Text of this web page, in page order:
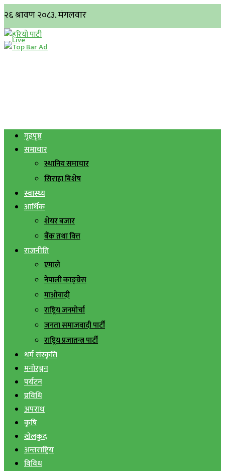
गृहपृष्ठ
समाचार
स्थानिय समाचार
सिराहा बिशेष
स्वास्थ्य
आर्थिक
शेयर बजार
बैंक तथा वित्त
राजनीति
एमाले
नेपाली काङ्ग्रेस
माओवादी
राष्ट्रिय जनमोर्चा
जनता समाजवादी पार्टी
राष्ट्रिय प्रजातन्त्र पार्टी
धर्म संस्कृति
मनोरञ्जन
पर्यटन
प्रविधि
अपराध
कृषि
खेलकुद
अन्तराष्ट्रिय
विविध